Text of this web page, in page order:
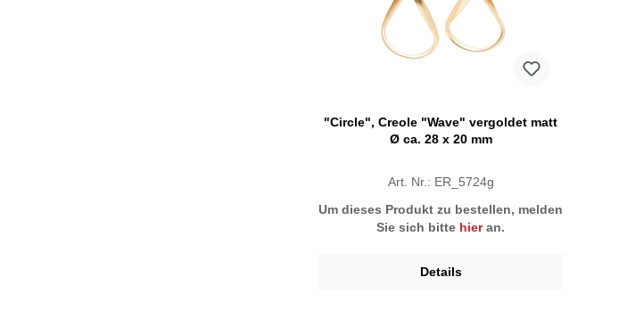
"Circle", Creole "Wave" vergoldet matt
Ø ca. 28 x 20 mm
Art. Nr.: ER_5724g
Um dieses Produkt zu bestellen, melden
Sie sich bitte hieran.
Details